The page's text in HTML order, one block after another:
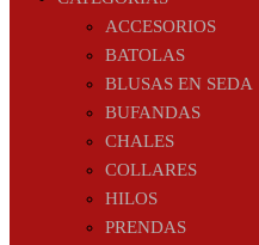
ACCESORIOS
BATOLAS
BLUSAS EN SEDA
BUFANDAS
CHALES
COLLARES
HILOS
PRENDAS